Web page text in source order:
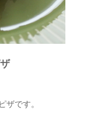
ザです。